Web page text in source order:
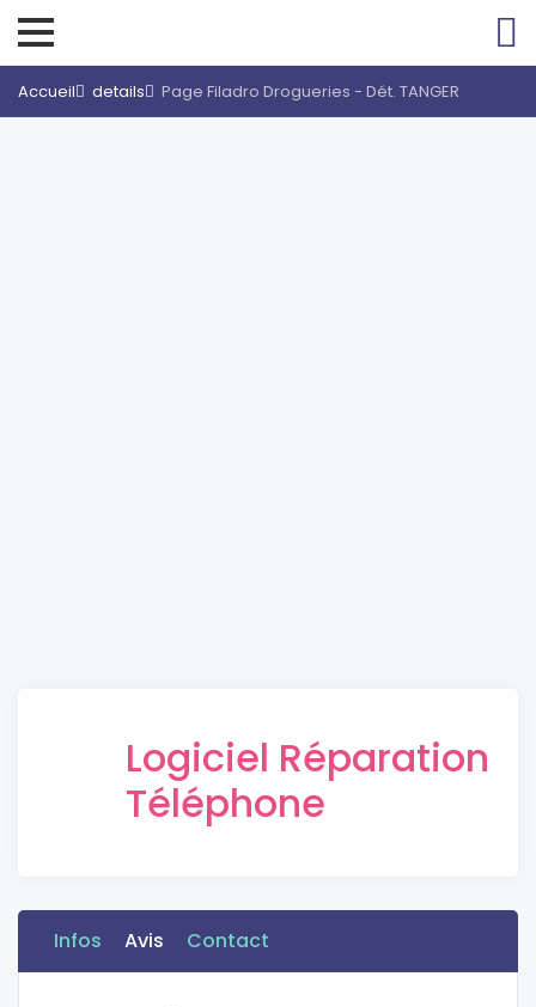
Accueil details Page Filadro Drogueries - Dét. TANGER
Logiciel Réparation
Téléphone
Infos Avis Contact